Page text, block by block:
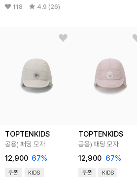
118 4.9 (26)
TOPTENKIDS
공용) 패딩 모자
12,900 67%
쿠폰 KIDS
TOPTENKIDS
공용) 패딩 모자
12,900 67%
쿠폰 KIDS